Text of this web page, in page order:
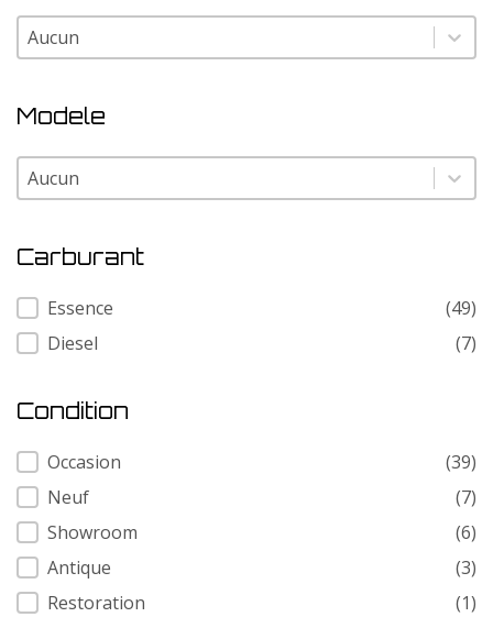
Marque
Marque
Modele
Modele
Modele
Carburant
Carburant
Essence
(49)
Diesel
(7)
Condition
Condition
Occasion
(39)
Neuf
(7)
Showroom
(6)
Antique
(3)
Restoration
(1)